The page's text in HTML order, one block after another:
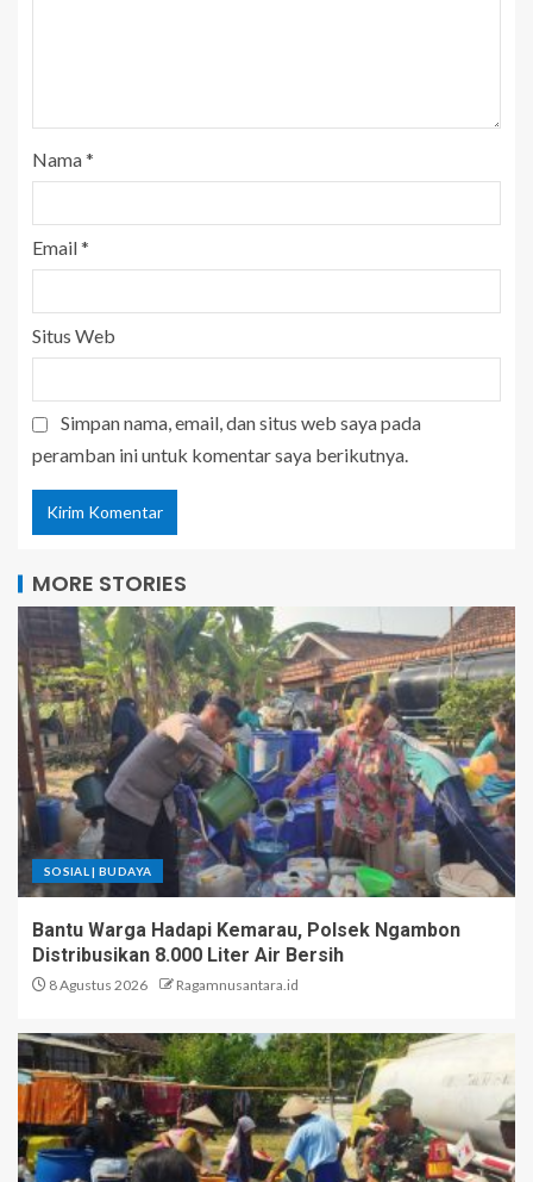
Nama*
Email*
Situs Web
Simpan nama, email, dan situs web saya pada
peramban ini untuk komentar saya berikutnya.
MORE STORIES
SOSIAL | BUDAYA
Bantu Warga Hadapi Kemarau, Polsek Ngambon
Distribusikan 8.000 Liter Air Bersih
8 Agustus 2026 Ragamnusantara.id